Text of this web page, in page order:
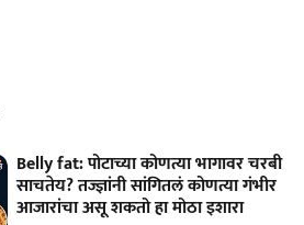
Belly fat: पोटाच्या कोणत्या भागावर चरबी
साचतेय? तज्ज्ञांनी सांगितलं कोणत्या गंभीर
आजारांचा असू शकतो हा मोठा इशारा